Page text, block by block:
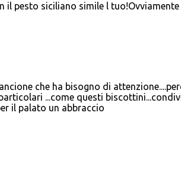
il pesto siciliano simile l
che ha bisogno di
...come questi
il palato un abbraccio